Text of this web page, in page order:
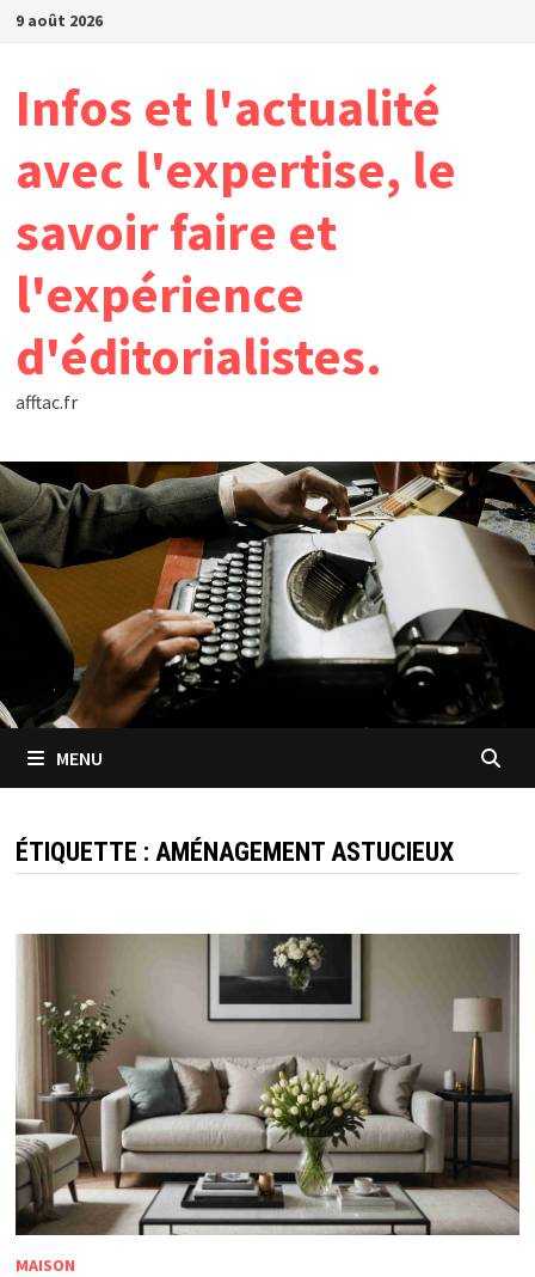
Passer
9 août 2026
Infos et l'actualité
avec l'expertise, le
savoir faire et
l'expérience
d'éditorialistes.
afftac.fr
MENU
ÉTIQUETTE : AMÉNAGEMENT ASTUCIEUX
MAISON